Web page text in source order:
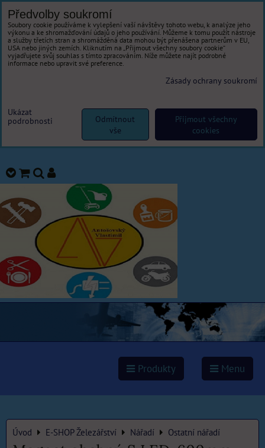
Produkty Menu
Úvod E-SHOP Železářství Nářadí Ostatní nářadí
Předvolby soukromí
Soubory cookie používáme k vylepšení vaší návštěvy tohoto webu, k analýze jeho
výkonu a ke shromažďování údajů o jeho používání. Můžeme k tomu použít nástroje
a služby třetích stran a shromážděná data mohou být přenášena partnerům v EU,
USA nebo jiných zemích. Kliknutím na „Přijmout všechny soubory cookie“
vyjadřujete svůj souhlas s tímto zpracováním. Níže můžete najít podrobné
informace nebo upravit své preference.
Zásady ochrany soukromí
Ukázat
podrobnosti
Přijmout všechny
cookies
Odmítnout
vše